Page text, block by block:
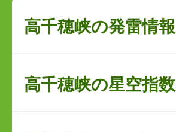
高千穂峡の発雷情報
高千穂峡の星空指数